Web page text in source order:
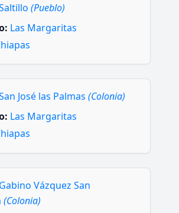
(Pueblo)
Las Margaritas
José las Palmas (Colonia)
Las Margaritas
Gabino Vázquez San
(Colonia)